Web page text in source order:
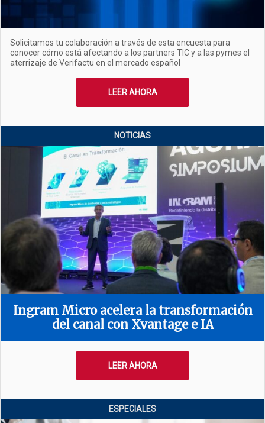
Solicitamos tu colaboración a través de esta encuesta para
conocer cómo está afectando a los partners TIC y a las pymes el
aterrizaje de Verifactu en el mercado español
LEER AHORA
NOTICIAS
Ingram Micro acelera la transformación
del canal con Xvantage e IA
LEER AHORA
ESPECIALES